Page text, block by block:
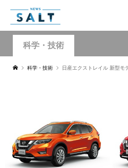
科学・技術
科学・技術 日産エクストレイル 新型モ